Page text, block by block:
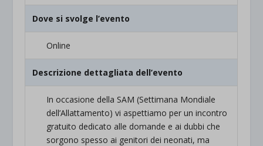
Dove si svolge l’evento
Online
Descrizione dettagliata dell’evento
In occasione della SAM (Settimana Mondiale
dell’Allattamento) vi aspettiamo per un incontro
gratuito dedicato alle domande e ai dubbi che
sorgono spesso ai genitori dei neonati, ma